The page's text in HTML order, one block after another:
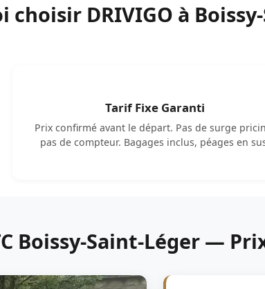
choisir DRIVIGO à
Tarif Fixe Garanti
Prix confirmé avant le départ. Pas de surge
pas de compteur. Bagages inclus, péages en
Boissy-Saint-Léger —